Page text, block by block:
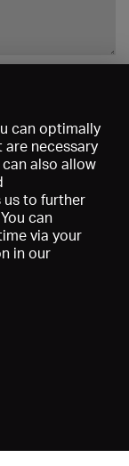
can optimally
are necessary
also allow
us to further
can
via your
in our